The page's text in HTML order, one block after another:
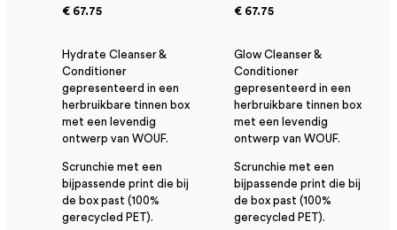
€ 67.75
Hydrate Cleanser &
Conditioner
gepresenteerd in een
herbruikbare tinnen box
met een levendig
ontwerp van WOUF.
Scrunchie met een
bijpassende print die bij
de box past (100%
gerecycled PET).
€ 67.75
Glow Cleanser &
Conditioner
gepresenteerd in een
herbruikbare tinnen box
met een levendig
ontwerp van WOUF.
Scrunchie met een
bijpassende print die bij
de box past (100%
gerecycled PET).